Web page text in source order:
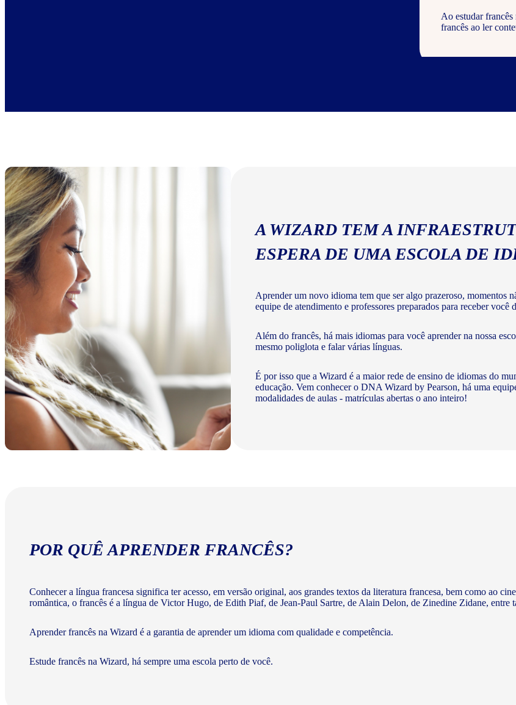
Ao estudar
francês ao ler
Escrita
A WIZARD TEM A
ESPERA DE UMA ESCOLA DE
Aprender um novo idioma tem que ser algo prazeroso, momentos
equipe de atendimento e professores preparados para receber
Além do francês, há mais idiomas para você aprender na nossa
mesmo poliglota e falar várias línguas.
É por isso que a Wizard é a maior rede de ensino de idiomas do
educação. Vem conhecer o DNA Wizard by Pearson, há uma
modalidades de aulas - matrículas abertas o ano inteiro!
POR QUÊ APRENDER FRANCÊS?
Conhecer a língua francesa significa ter acesso, em versão original, aos grandes textos da literatura francesa, bem como ao
romântica, o francês é a língua de Victor Hugo, de Edith Piaf, de Jean-Paul Sartre, de Alain Delon, de Zinedine Zidane, entre
Aprender francês na Wizard é a garantia de aprender um idioma com qualidade e competência.
Estude francês na Wizard, há sempre uma escola perto de você.